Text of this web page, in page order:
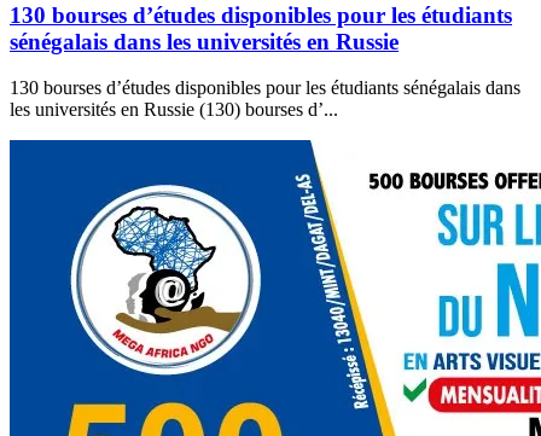
130 bourses d’études disponibles pour les étudiants
sénégalais dans les universités en Russie
130 bourses d’études disponibles pour les étudiants sénégalais dans
les universités en Russie (130) bourses d’...